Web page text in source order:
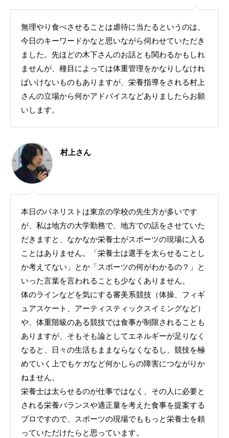
無理やり食べさせることは虐待に当たるというのは、
今日のキーワードかなと思いながら伺わせていただき
ました。先ほどの木下さんのお話とも関わるかもしれ
ませんが、種目によっては体重管理をかなりしなけれ
ばいけないものもありますが、栄養指導をされる村上
さんの立場から何かアドバイスなどありましたらお願
いします。
村上さん
本日のパネリストは東京の学校の先生方が多いです
が、私は地方の大学勤務で、地方での話をさせていた
だきますと、なかなか栄養士がスポーツの現場に入る
ことはありません。「栄養士は選手を太らせることし
か考えてない」とか「スポーツの何がわかるの？」と
いった言葉を言われることも少なくありません。
体のラインなどを気にする審美系競技（体操、フィギ
ュアスケート、アーティスティックスイミングなど）
や、体重階級のある競技では食事が制限されることも
ありますが、そもそも論としてエネルギーが足りなく
なると、日々の生活もままならなくなるし、競技を極
めていく上でもケガなど何かしらの障害につながりか
ねません。
栄養士は太らせるのが仕事ではなく、その人に必要と
される栄養バランスや適正量を考えた食事を提案する
プロですので、スポーツの現場でももっと栄養士を頼
っていただけたらと思っています。